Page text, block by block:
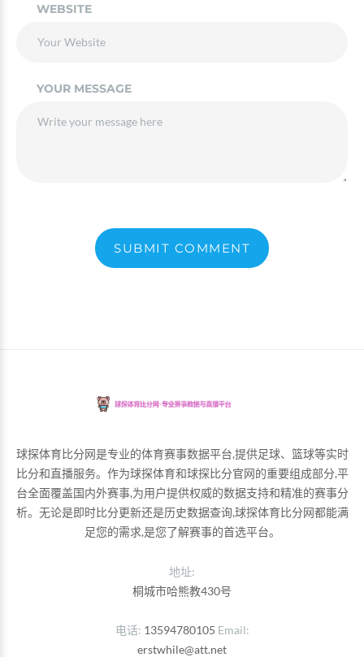
WEBSITE
YOUR MESSAGE
SUBMIT COMMENT
球探体育比分网是专业的体育赛事数据平台,提供足球、篮球等实时
比分和直播服务。作为球探体育和球探比分官网的重要组成部分,平
台全面覆盖国内外赛事,为用户提供权威的数据支持和精准的赛事分
析。无论是即时比分更新还是历史数据查询,球探体育比分网都能满
足您的需求,是您了解赛事的首选平台。
地址:
桐城市哈熊教430号
电话 13594780105 Email
erstwhile@att.net